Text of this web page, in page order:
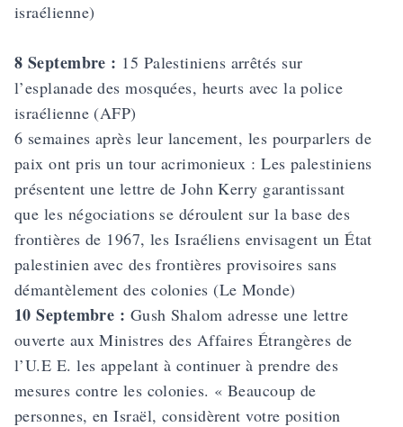
israélienne)
8 Septembre : 15 Palestiniens arrêtés sur
l’esplanade des mosquées, heurts avec la police
israélienne (AFP)
6 semaines après leur lancement, les pourparlers de
paix ont pris un tour acrimonieux : Les palestiniens
présentent une lettre de John Kerry garantissant
que les négociations se déroulent sur la base des
frontières de 1967, les Israéliens envisagent un État
palestinien avec des frontières provisoires sans
démantèlement des colonies (Le Monde)
10 Septembre : Gush Shalom adresse une lettre
ouverte aux Ministres des Affaires Étrangères de
l’U.E E. les appelant à continuer à prendre des
mesures contre les colonies. « Beaucoup de
personnes, en Israël, considèrent votre position